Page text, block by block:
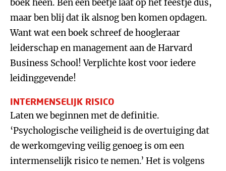
boek heen. Ben een beetje laat op het feestje dus,
maar ben blij dat ik alsnog ben komen opdagen.
Want wat een boek schreef de hoogleraar
leiderschap en management aan de Harvard
Business School! Verplichte kost voor iedere
leidinggevende!
INTERMENSELIJK RISICO
Laten we beginnen met de definitie.
‘Psychologische veiligheid is de overtuiging dat
de werkomgeving veilig genoeg is om een
intermenselijk risico te nemen.’ Het is volgens